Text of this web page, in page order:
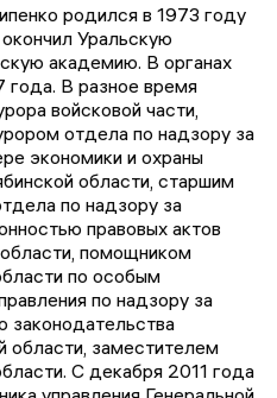
родился в 1973 году
Уральскую
академию. В органах
года. В разное время
войсковой части,
отдела по надзору за
экономики и охраны
области, старшим
по надзору за
правовых актов
помощником
по особым
по надзору за
законодательства
области, заместителем
С декабря 2011 года